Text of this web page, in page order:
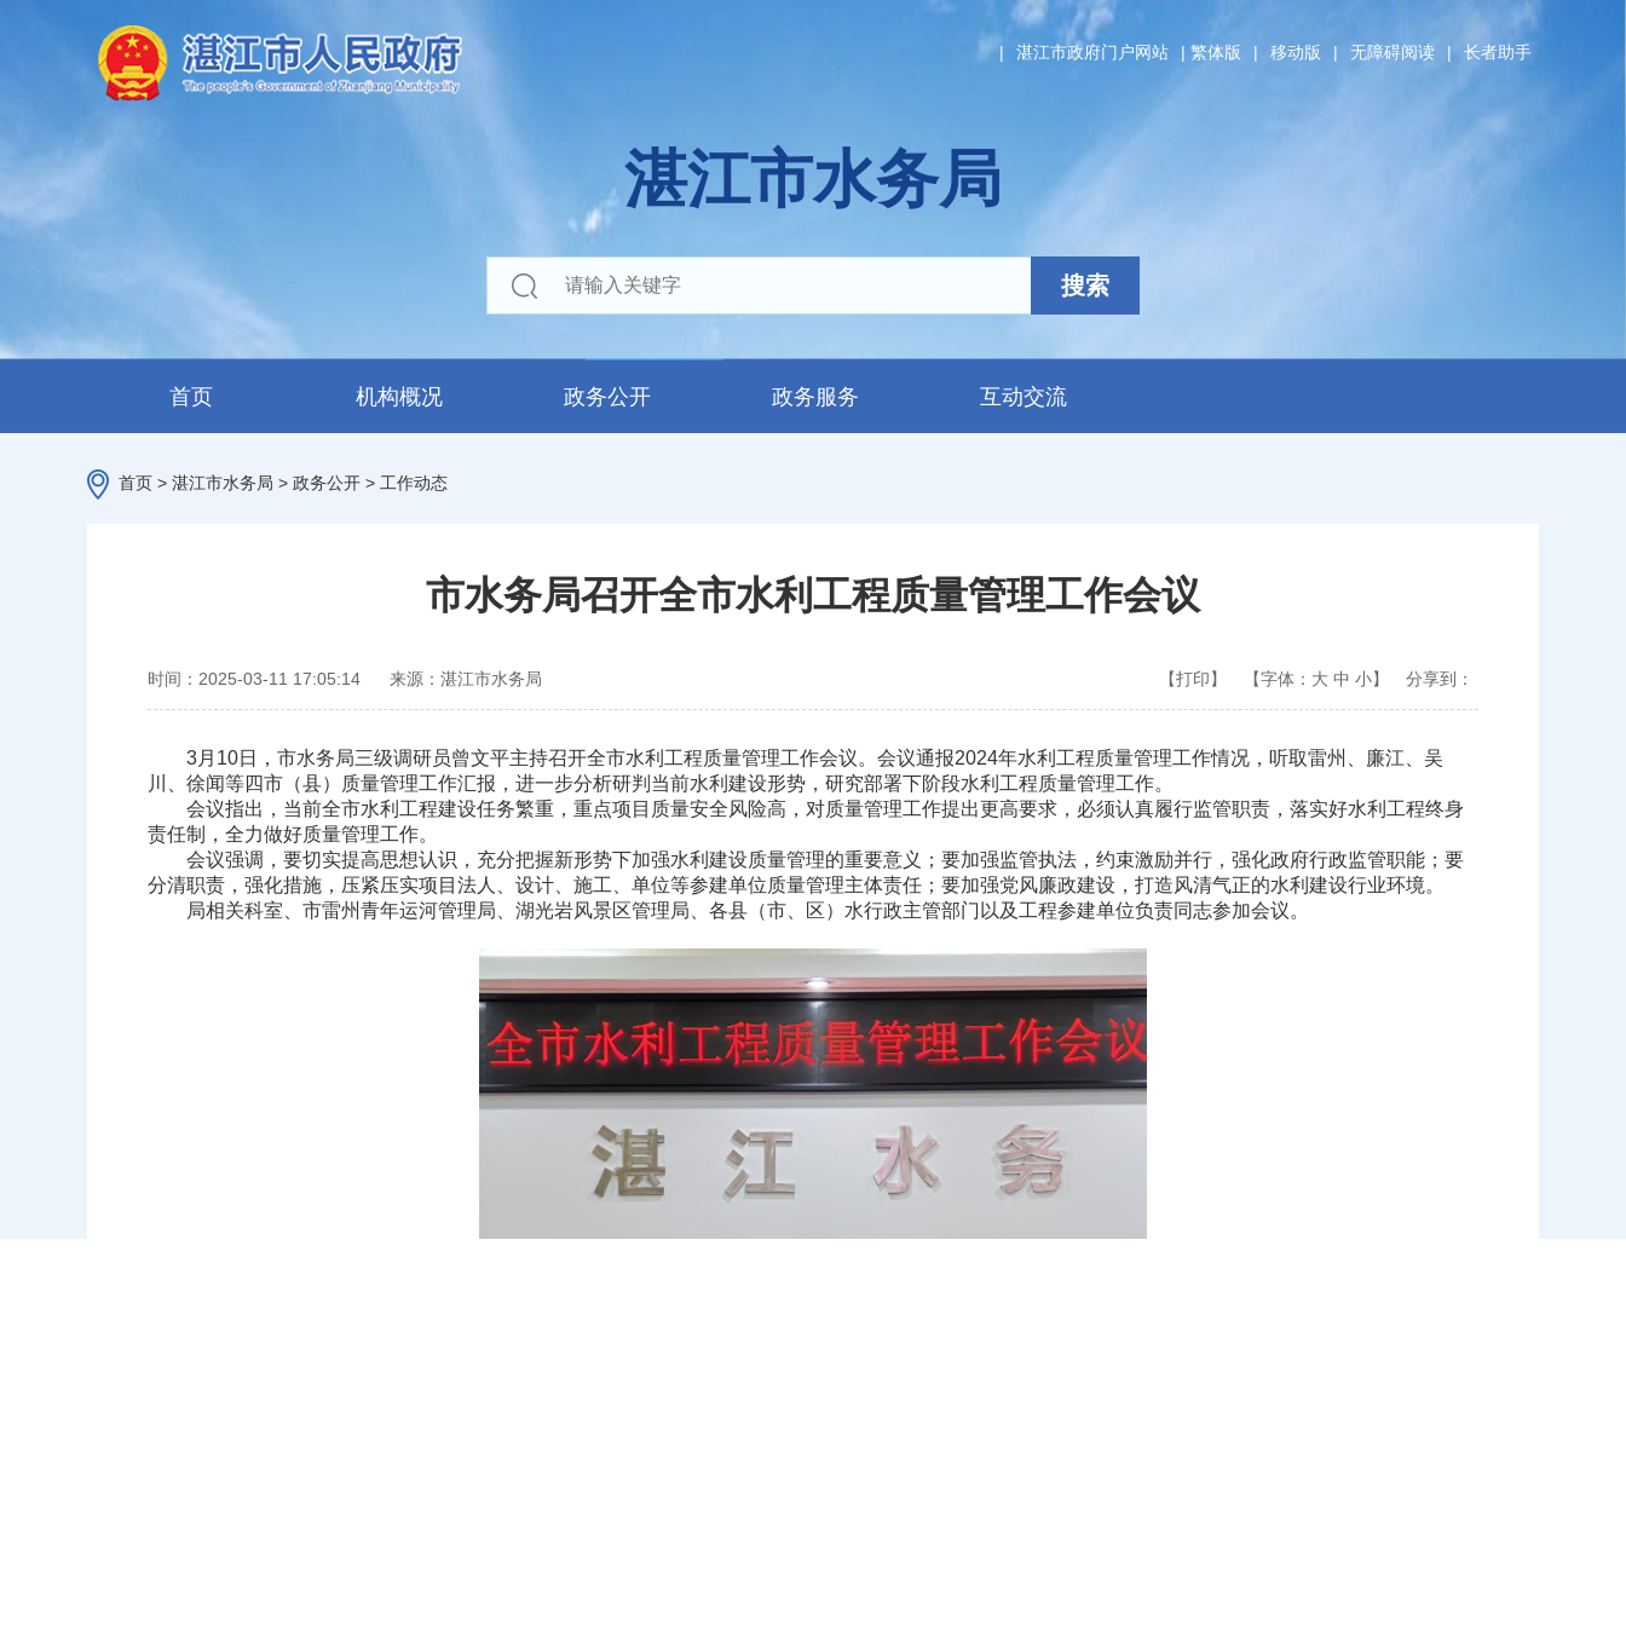
| 湛江市政府门户网站 | 繁体版 | 移动版 | 无障碍阅读 | 长者助手
湛江市水务局
搜索
首页 机构概况 政务公开 政务服务 互动交流
首页 > 湛江市水务局 > 政务公开 > 工作动态
市水务局召开全市水利工程质量管理工作会议
时间：2025-03-11 17:05:14 来源：湛江市水务局 【打印】 【字体： 大 中 小】 分享到：
3月10日，市水务局三级调研员曾文平主持召开全市水利工程质量管理工作会议。会议通报2024年水利工程质量管理工作情况，听取雷州、廉江、吴
川、徐闻等四市（县）质量管理工作汇报，进一步分析研判当前水利建设形势，研究部署下阶段水利工程质量管理工作。
会议指出，当前全市水利工程建设任务繁重，重点项目质量安全风险高，对质量管理工作提出更高要求，必须认真履行监管职责，落实好水利工程终身
责任制，全力做好质量管理工作。
会议强调，要切实提高思想认识，充分把握新形势下加强水利建设质量管理的重要意义；要加强监管执法，约束激励并行，强化政府行政监管职能；要
分清职责，强化措施，压紧压实项目法人、设计、施工、单位等参建单位质量管理主体责任；要加强党风廉政建设，打造风清气正的水利建设行业环境。
局相关科室、市雷州青年运河管理局、湖光岩风景区管理局、各县（市、区）水行政主管部门以及工程参建单位负责同志参加会议。